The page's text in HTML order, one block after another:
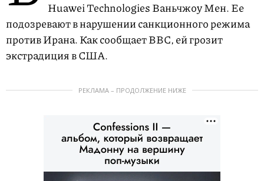
Huawei Technologies Ваньчжоу Мен. Ее
подозревают в нарушении санкционного режима
против Ирана. Как сообщает BBC, ей грозит
экстрадиция в США.
РЕКЛАМА – ПРОДОЛЖЕНИЕ НИЖЕ